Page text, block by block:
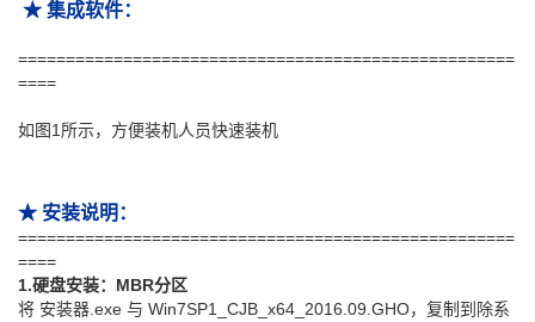
★ 集成软件：
====================================================
====
如图1所示，方便装机人员快速装机
★ 安装说明：
====================================================
====
1.硬盘安装：MBR分区
将 安装器.exe 与 Win7SP1_CJB_x64_2016.09.GHO，复制到除系